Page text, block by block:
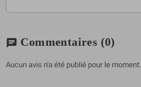
chat Commentaires (0)
Aucun avis n'a été publié pour le moment.